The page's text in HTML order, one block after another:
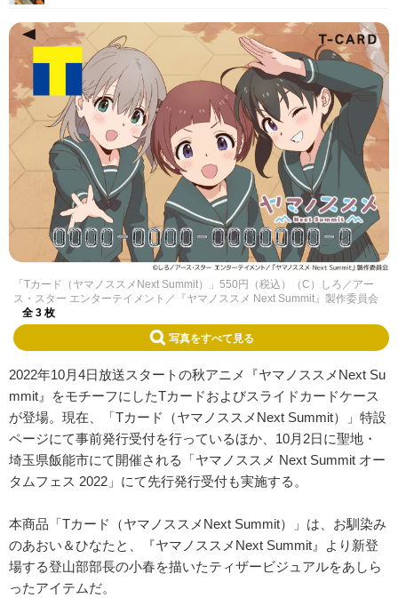
「Tカード（ヤマノススメNext Summit）」550円（税込）（C）しろ／アー
ス・スター エンターテイメント／『ヤマノススメ Next Summit』製作委員会
全 3 枚
写真をすべて見る
2022年10月4日放送スタートの秋アニメ『ヤマノススメNext Su
mmit』をモチーフにしたTカードおよびスライドカードケース
が登場。現在、「Tカード（ヤマノススメNext Summit）」特設
ページにて事前発行受付を行っているほか、10月2日に聖地・
埼玉県飯能市にて開催される「ヤマノススメ Next Summit オー
タムフェス 2022」にて先行発行受付も実施する。
本商品「Tカード（ヤマノススメNext Summit）」は、お馴染み
のあおい＆ひなたと、『ヤマノススメNext Summit』より新登
場する登山部部長の小春を描いたティザービジュアルをあしら
ったアイテムだ。